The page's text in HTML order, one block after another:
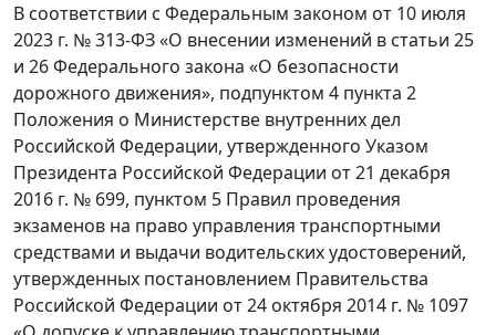
В соответствии с Федеральным законом от 10 июля
2023 г. № 313-ФЗ «О внесении изменений в статьи 25
и 26 Федерального закона «О безопасности
дорожного движения», подпунктом 4 пункта 2
Положения о Министерстве внутренних дел
Российской Федерации, утвержденного Указом
Президента Российской Федерации от 21 декабря
2016 г. № 699, пунктом 5 Правил проведения
экзаменов на право управления транспортными
средствами и выдачи водительских удостоверений,
утвержденных постановлением Правительства
Российской Федерации от 24 октября 2014 г. № 1097